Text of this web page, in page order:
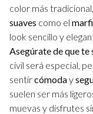
color más
suaves como el
look sencillo y
Asegúrate de que te
civil será especial,
sentircómoday
suelen ser más
muevas y disfrutes